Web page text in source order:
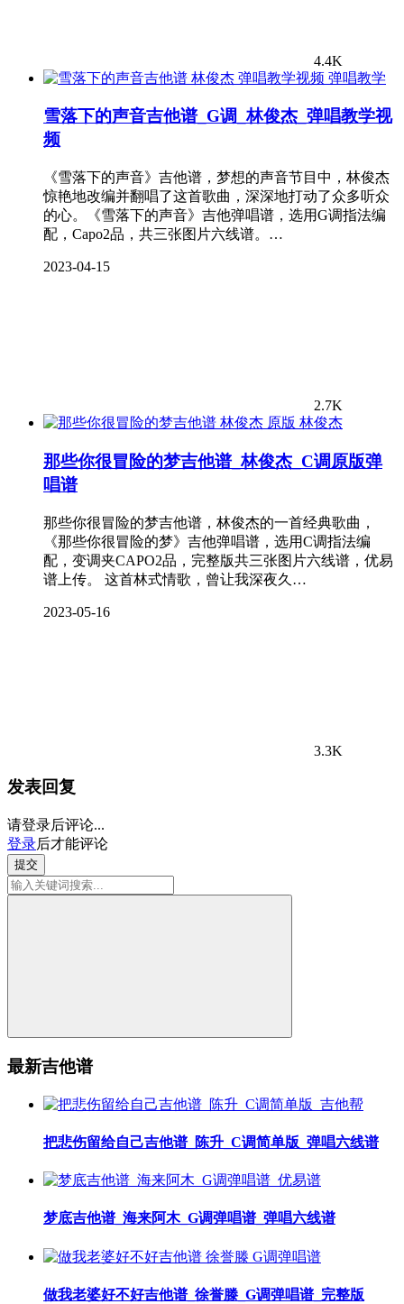
4.4K
弹唱教学
雪落下的声音吉他谱_G调_林俊杰_弹唱教学视
频
《雪落下的声音》吉他谱，梦想的声音节目中，林俊杰
惊艳地改编并翻唱了这首歌曲，深深地打动了众多听众
的心。《雪落下的声音》吉他弹唱谱，选用G调指法编
配，Capo2品，共三张图片六线谱。…
2023-04-15
2.7K
林俊杰
那些你很冒险的梦吉他谱_林俊杰_C调原版弹
唱谱
那些你很冒险的梦吉他谱，林俊杰的一首经典歌曲，
《那些你很冒险的梦》吉他弹唱谱，选用C调指法编
配，变调夹CAPO2品，完整版共三张图片六线谱，优易
谱上传。 这首林式情歌，曾让我深夜久…
2023-05-16
3.3K
发表回复
请登录后评论...
登录后才能评论
提交
最新吉他谱
把悲伤留给自己吉他谱_陈升_C调简单版_弹唱六线谱
梦底吉他谱_海来阿木_G调弹唱谱_弹唱六线谱
做我老婆好不好吉他谱_徐誉滕_G调弹唱谱_完整版